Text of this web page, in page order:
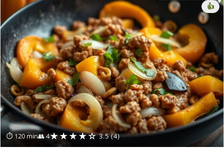
⏱ 120 min👥 4★★★★☆ 3.5 (4)
👍